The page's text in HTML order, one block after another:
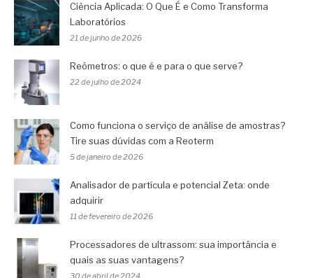
Ciência Aplicada: O Que É e Como Transforma
Laboratórios
21 de junho de 2026
Reômetros: o que é e para o que serve?
22 de julho de 2024
Como funciona o serviço de análise de amostras?
Tire suas dúvidas com a Reoterm
5 de janeiro de 2026
Analisador de partícula e potencial Zeta: onde
adquirir
11 de fevereiro de 2026
Processadores de ultrassom: sua importância e
quais as suas vantagens?
30 de abril de 2024